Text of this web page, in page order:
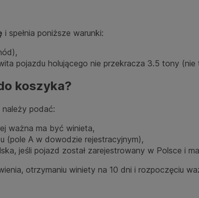
i spełnia poniższe warunki:
pojazdu holującego nie przekracza 3.5 tony
koszyka?
podać:
ważna ma być winieta,
(pole A w dowodzie rejestracyjnym),
jeśli pojazd został zarejestrowany w Polsce i
otrzymaniu winiety na 10 dni i rozpoczęciu